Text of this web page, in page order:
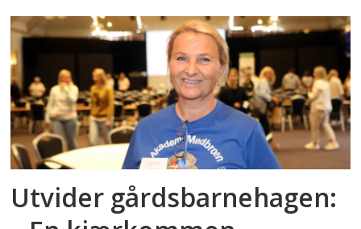
Utvider gårdsbarnehagen: